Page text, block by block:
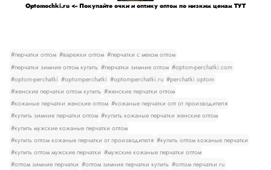
Optomochki.ru <-- Покупайте очки и оптику оптом по низким ценам ТУТ
#перчатки оптом #варежки оптом #перчатки с мехом оптом
#перчатки зимние оптом купить #перчатки зимние оптом #optom-perchatki.com
#optom-perchatki #optomperchatki #optomperchatki.ru #perchatki optom
#женские перчатки оптом купить #женские перчатки оптом
#кожаные перчатки женские оптом #кожаные перчатки опт от производителя
#купить зимние перчатки оптом #купить кожаные перчатки женские оптом
#купить мужские кожаные перчатки оптом
#купить оптом кожаные перчатки от производителя #купить оптом кожаные перчатки
#купить оптом мужские перчатки #мужские кожаные перчатки оптом
#оптом зимние перчатки #оптом зимние перчатки купить #оптом перчатки ru